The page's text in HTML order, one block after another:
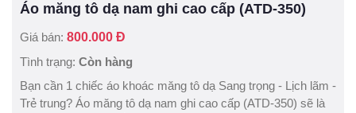
Áo măng tô dạ nam ghi cao cấp (ATD-350)
Giá bán: 800.000 Đ
Tình trạng: Còn hàng
Bạn cần 1 chiếc áo khoác măng tô dạ Sang trọng - Lịch lãm -
Trẻ trung? Áo măng tô dạ nam ghi cao cấp (ATD-350) sẽ là